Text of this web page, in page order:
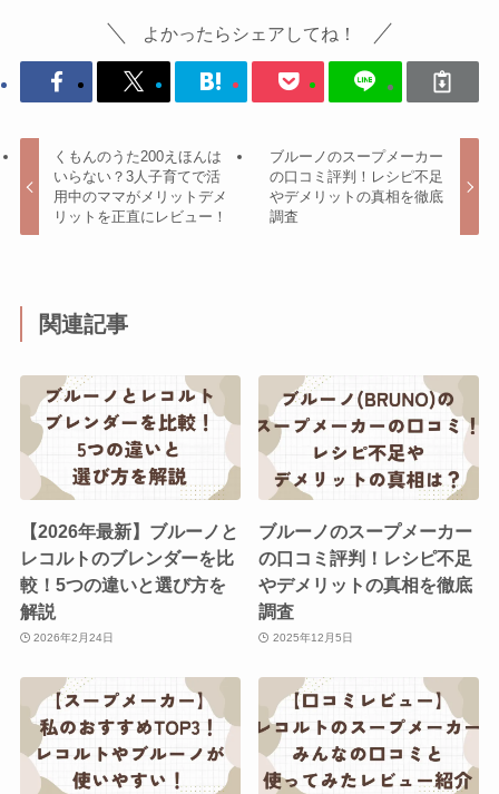
よかったらシェアしてね！
くもんのうた200えほんは
いらない？3人子育てで活
用中のママがメリットデメ
リットを正直にレビュー！
ブルーノのスープメーカー
の口コミ評判！レシピ不足
やデメリットの真相を徹底
調査
関連記事
【2026年最新】ブルーノと
レコルトのブレンダーを比
較！5つの違いと選び方を
解説
2026年2月24日
ブルーノのスープメーカー
の口コミ評判！レシピ不足
やデメリットの真相を徹底
調査
2025年12月5日